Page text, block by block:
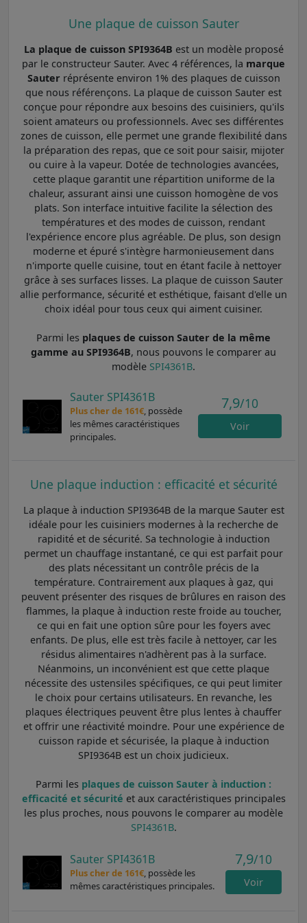
Une plaque de cuisson Sauter
La plaque de cuisson SPI9364B est un modèle proposé
par le constructeur Sauter. Avec 4 références, la marque
Sauter réprésente environ 1% des plaques de cuisson
que nous référençons. La plaque de cuisson Sauter est
conçue pour répondre aux besoins des cuisiniers, qu'ils
soient amateurs ou professionnels. Avec ses différentes
zones de cuisson, elle permet une grande flexibilité dans
la préparation des repas, que ce soit pour saisir, mijoter
ou cuire à la vapeur. Dotée de technologies avancées,
cette plaque garantit une répartition uniforme de la
chaleur, assurant ainsi une cuisson homogène de vos
plats. Son interface intuitive facilite la sélection des
températures et des modes de cuisson, rendant
l'expérience encore plus agréable. De plus, son design
moderne et épuré s'intègre harmonieusement dans
n'importe quelle cuisine, tout en étant facile à nettoyer
grâce à ses surfaces lisses. La plaque de cuisson Sauter
allie performance, sécurité et esthétique, faisant d'elle un
choix idéal pour tous ceux qui aiment cuisiner.
Parmi les plaques de cuisson Sauter de la même
gamme au SPI9364B, nous pouvons le comparer au
modèle SPI4361B.
Sauter SPI4361B
Plus cher de 161€, possède
les mêmes caractéristiques
principales.
7,9/10
Voir
Une plaque induction : efficacité et sécurité
La plaque à induction SPI9364B de la marque Sauter est
idéale pour les cuisiniers modernes à la recherche de
rapidité et de sécurité. Sa technologie à induction
permet un chauffage instantané, ce qui est parfait pour
des plats nécessitant un contrôle précis de la
température. Contrairement aux plaques à gaz, qui
peuvent présenter des risques de brûlures en raison des
flammes, la plaque à induction reste froide au toucher,
ce qui en fait une option sûre pour les foyers avec
enfants. De plus, elle est très facile à nettoyer, car les
résidus alimentaires n'adhèrent pas à la surface.
Néanmoins, un inconvénient est que cette plaque
nécessite des ustensiles spécifiques, ce qui peut limiter
le choix pour certains utilisateurs. En revanche, les
plaques électriques peuvent être plus lentes à chauffer
et offrir une réactivité moindre. Pour une expérience de
cuisson rapide et sécurisée, la plaque à induction
SPI9364B est un choix judicieux.
Parmi les plaques de cuisson Sauter à induction :
efficacité et sécurité et aux caractéristiques principales
les plus proches, nous pouvons le comparer au modèle
SPI4361B.
Sauter SPI4361B
Plus cher de 161€, possède les
mêmes caractéristiques principales.
7,9/10
Voir